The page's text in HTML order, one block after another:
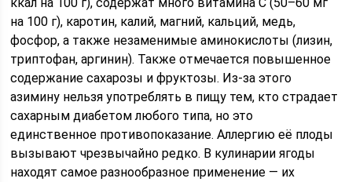
на 100 г), каротин, калий, магний, кальций, медь,
фосфор, а также незаменимые аминокислоты (лизин,
триптофан, аргинин). Также отмечается повышенное
содержание сахарозы и фруктозы. Из-за этого
азимину нельзя употреблять в пищу тем, кто страдает
сахарным диабетом любого типа, но это
единственное противопоказание. Аллергию её плоды
вызывают чрезвычайно редко. В кулинарии ягоды
находят самое разнообразное применение — их